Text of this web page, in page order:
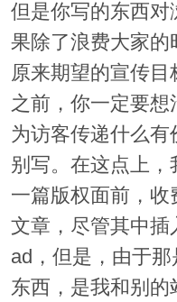
但是你写的东西对
果除了浪费大家
原来期望的宣传
之前，你一定要
为访客传递什么
别写。在这点上，
一篇版权面前，收
文章，尽管其中插
ad，但是，由于
东西，是我和别